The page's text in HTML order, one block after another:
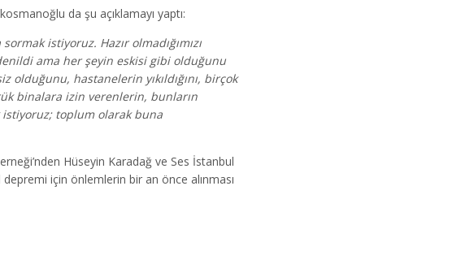
da şu açıklamayı yaptı:
istiyoruz. Hazır olmadığımızı
ama her şeyin eskisi gibi olduğunu
hastanelerin yıkıldığını, birçok
binalara izin verenlerin, bunların
istiyoruz; toplum olarak buna
Hüseyin Karadağ ve Ses İstanbul
için önlemlerin bir an önce alınması